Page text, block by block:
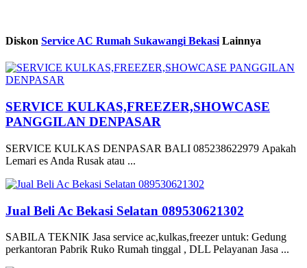
Diskon Service AC Rumah Sukawangi Bekasi Lainnya
SERVICE KULKAS,FREEZER,SHOWCASE
PANGGILAN DENPASAR
SERVICE KULKAS DENPASAR BALI 085238622979 Apakah
Lemari es Anda Rusak atau ...
Jual Beli Ac Bekasi Selatan 089530621302
SABILA TEKNIK Jasa service ac,kulkas,freezer untuk: Gedung
perkantoran Pabrik Ruko Rumah tinggal , DLL Pelayanan Jasa ...